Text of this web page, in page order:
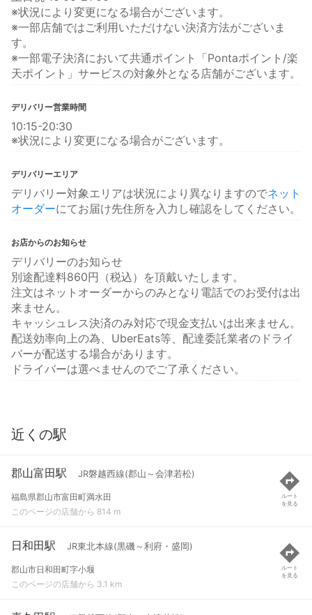
※状況により変更になる場合がございます。
※一部店舗ではご利用いただけない決済方法がございま
す。
※一部電子決済において共通ポイント「Pontaポイント/楽
天ポイント」サービスの対象外となる店舗がございます。
デリバリー営業時間
10:15-20:30
※状況により変更になる場合がございます。
デリバリーエリア
デリバリー対象エリアは状況により異なりますのでネット
オーダーにてお届け先住所を入力し確認をしてください。
お店からのお知らせ
デリバリーのお知らせ
別途配達料860円（税込）を頂戴いたします。
注文はネットオーダーからのみとなり電話でのお受付は出
来ません。
キャッシュレス決済のみ対応で現金支払いは出来ません。
配送効率向上の為、UberEats等、配達委託業者のドライ
バーが配送する場合があります。
ドライバーは選べませんのでご了承ください。
近くの駅
郡山富田駅 JR磐越西線(郡山～会津若松)
福島県郡山市富田町満水田
このページの店舗から 814 m
ルート
を見る
日和田駅 JR東北本線(黒磯～利府・盛岡)
郡山市日和田町字小堰
このページの店舗から 3.1 km
ルート
を見る